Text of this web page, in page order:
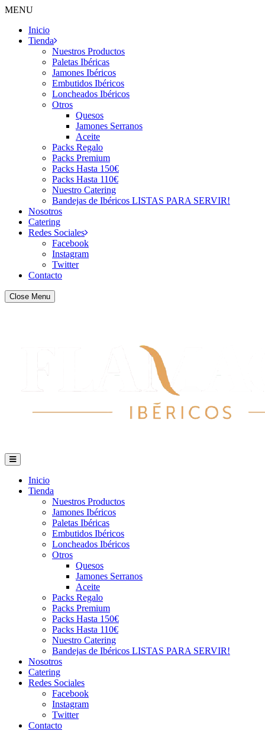
MENU
Inicio
Tienda
Nuestros Productos
Paletas Ibéricas
Jamones Ibéricos
Embutidos Ibéricos
Loncheados Ibéricos
Otros
Quesos
Jamones Serranos
Aceite
Packs Regalo
Packs Premium
Packs Hasta 150€
Packs Hasta 110€
Nuestro Catering
Bandejas de Ibéricos LISTAS PARA SERVIR!
Nosotros
Catering
Redes Sociales
Facebook
Instagram
Twitter
Contacto
Close Menu
Inicio
Tienda
Nuestros Productos
Jamones Ibéricos
Paletas Ibéricas
Embutidos Ibéricos
Loncheados Ibéricos
Otros
Quesos
Jamones Serranos
Aceite
Packs Regalo
Packs Premium
Packs Hasta 150€
Packs Hasta 110€
Nuestro Catering
Bandejas de Ibéricos LISTAS PARA SERVIR!
Nosotros
Catering
Redes Sociales
Facebook
Instagram
Twitter
Contacto